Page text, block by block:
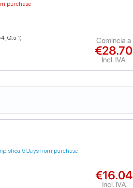
purchase
, Qtà 1)
€28.70
Incl. IVA
Comincia a
5 Days from purchase
€16.04
Incl. IVA